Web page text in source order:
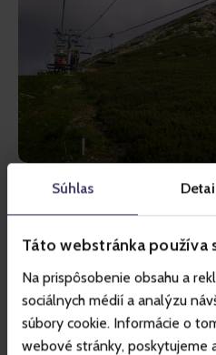
Súhlas
Táto webstránka používa
Na prispôsobenie obsahu a
sociálnych médií a analýzu
súbory cookie. Informácie o
webové stránky, poskytujeme
Sikló
Hrebienokra (1
tengerszint
Ótátrafüred a Tátra
kiindulópont könnyebb